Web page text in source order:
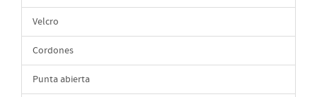
Velcro
Cordones
Punta abierta